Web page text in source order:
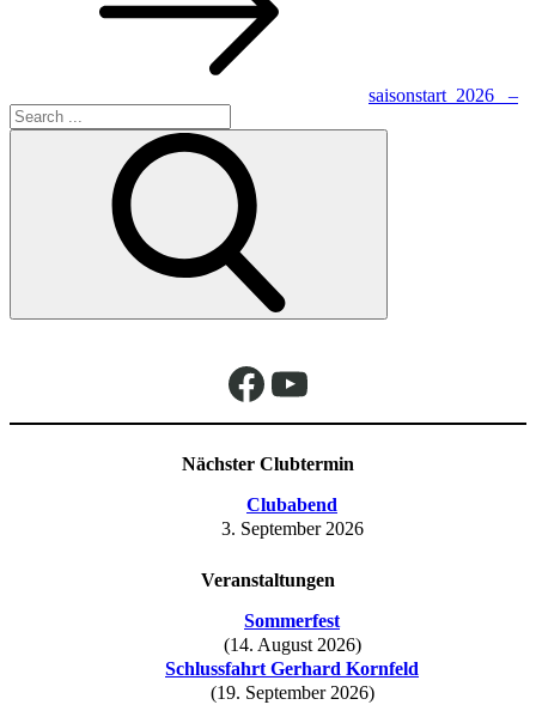
saisonstart_2026_ –
4 (3)
Search
for:
Facebook
YouTube
Nächster Clubtermin
Clubabend
3. September 2026
Veranstaltungen
Sommerfest
(14. August 2026)
Schlussfahrt Gerhard Kornfeld
(19. September 2026)